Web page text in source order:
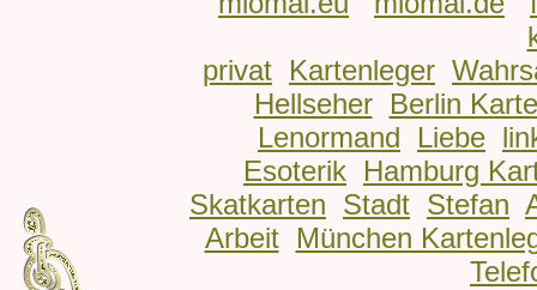
privat Kartenleger
Hellseher
Berlin
Lenormand
Liebe
Esoterik Hamburg
Skatkarten Stadt Stefan
Arbeit
München